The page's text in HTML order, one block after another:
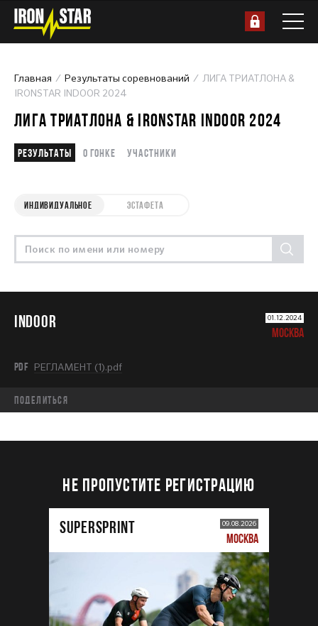
Главная Результаты соревнований
ЛИГА ТРИАТЛОНА &
IRONSTAR INDOOR 2024
ЛИГА ТРИАТЛОНА & IRONSTAR INDOOR 2024
Результаты О гонке Участники
ИНДИВИДУАЛЬНОЕ ЭСТАФЕТА
INDOOR 01.12.2024
МОСКВА
PDF РЕГЛАМЕНТ (1).pdf
Поделиться
НЕ ПРОПУСТИТЕ РЕГИСТРАЦИЮ
SUPERSPRINT 09.08.2026
МОСКВА